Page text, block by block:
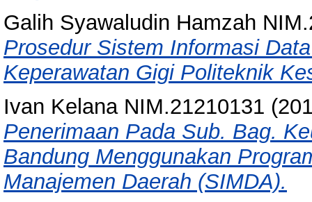
Galih Syawaludin Hamzah
Prosedur Sistem Informasi
Keperawatan Gigi Politeknik
Ivan Kelana NIM.21210131
Penerimaan Pada Sub. Bag.
Bandung Menggunakan
Manajemen Daerah (SIMDA).